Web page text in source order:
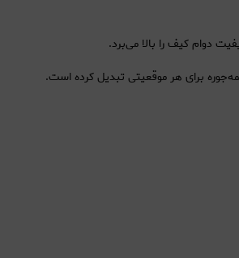
دوام کیف را بالا می‌برد.
برای هر موقعیتی تبدیل کرده است.